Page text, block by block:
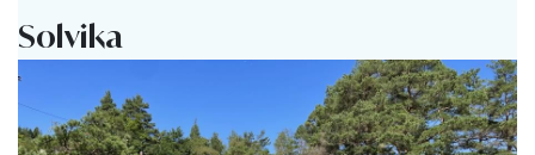
Solvika